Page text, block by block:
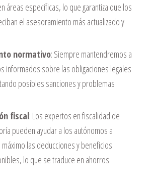
áreas específicas, lo que garantiza que los
el asesoramiento más actualizado y
normativo: Siempre mantendremos a
informados sobre las obligaciones legales
posibles sanciones y problemas
fiscal: Los expertos en fiscalidad de
pueden ayudar a los autónomos a
las deducciones y beneficios
lo que se traduce en ahorros